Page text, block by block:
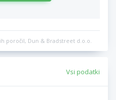
poročil, Dun & Bradstreet d.o.o.
Vsi podatki